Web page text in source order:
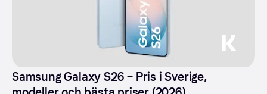
Samsung Galaxy S26 – Pris i Sverige,